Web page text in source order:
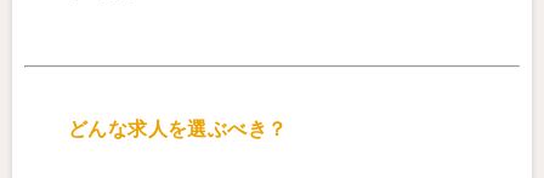
どんな求人を選ぶべき？